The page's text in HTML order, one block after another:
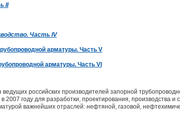
II
Часть IV
арматуры. Часть V
арматуры. Часть VI
ведущих российских производителей запорной
2007 году для разработки, проектирования, производства
важнейших отраслей: нефтяной, газовой,